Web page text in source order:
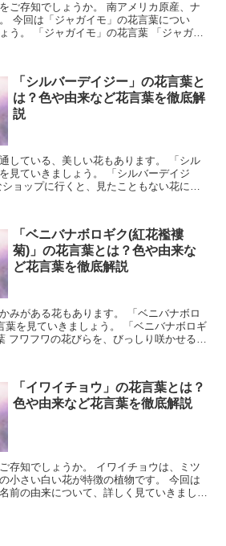
ご存知でしょうか。 南アメリカ原産、ナ
今回は「ジャガイモ」の花言葉につい
う。 「ジャガイモ」の花言葉 「ジャガイ
「シルバーデイジー」の花言葉と
は？色や由来など花言葉を徹底解
説
している、美しい花もあります。 「シル
見ていきましょう。 「シルバーデイジ
ョップに行くと、見たこともない花に出
「ベニバナボロギク(紅花襤褸
菊)」の花言葉とは？色や由来な
ど花言葉を徹底解説
みがある花もあります。 「ベニバナボロ
葉を見ていきましょう。 「ベニバナボロギ
フワフワの花びらを、びっしり咲かせるの
「イワイチョウ」の花言葉とは？
色や由来など花言葉を徹底解説
存知でしょうか。 イワイチョウは、ミツ
小さい白い花が特徴の植物です。 今回は
前の由来について、詳しく見ていきましょ